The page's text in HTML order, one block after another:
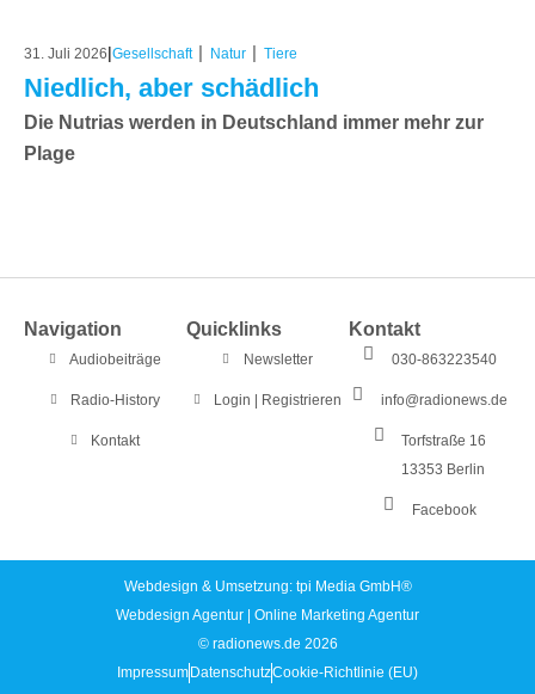
31. Juli 2026|Gesellschaft | Natur | Tiere
Niedlich, aber schädlich
Die Nutrias werden in Deutschland immer mehr zur
Plage
Navigation
Audiobeiträge
Radio-History
Kontakt
Quicklinks
Newsletter
Login | Registrieren
Kontakt
030-863223540
info@radionews.de
Torfstraße 16
13353 Berlin
Facebook
Webdesign & Umsetzung: tpi Media GmbH®
Webdesign Agentur
Online Marketing Agentur
© radionews.de 2026
Impressum DatenschutzCookie-Richtlinie (EU)